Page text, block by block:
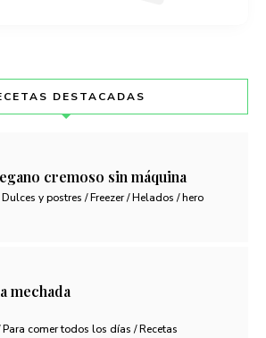
DESTACADAS
cremoso sin máquina
Dulces y postres / Freezer / Helados / hero
mechada
Para comer todos los días / Recetas